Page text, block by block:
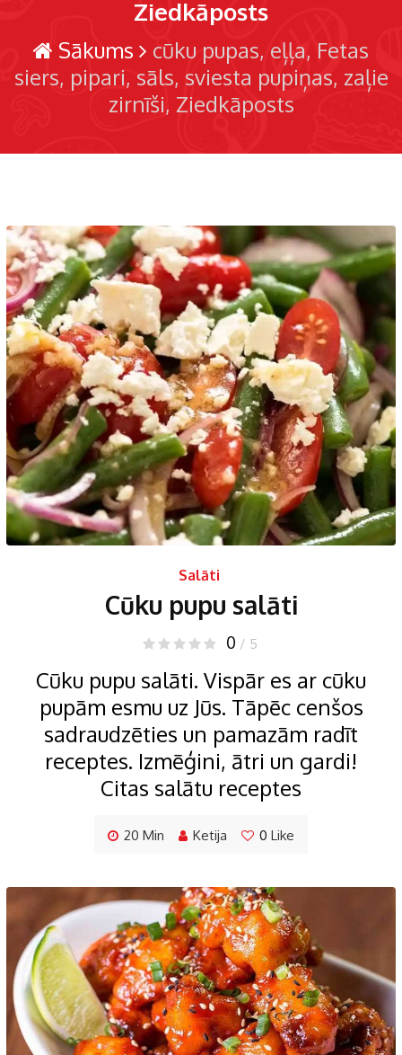
Ziedkāposts
Sākums cūku pupas eļļa Fetas
siers pipari sāls sviesta pupiņas zaļie
zirnīši Ziedkāposts
Salāti
Cūku pupu salāti
0 / 5
Cūku pupu salāti. Vispār es ar cūku
pupām esmu uz Jūs. Tāpēc cenšos
sadraudzēties un pamazām radīt
receptes. Izmēģini, ātri un gardi!
Citas salātu receptes
20 Min Ketija 0 Like